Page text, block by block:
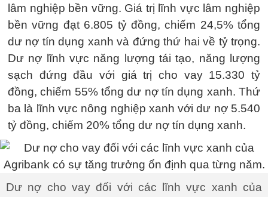
lâm nghiệp bền vững. Giá trị lĩnh vực lâm nghiệp
bền vững đạt 6.805 tỷ đồng, chiếm 24,5% tổng
dư nợ tín dụng xanh và đứng thứ hai về tỷ trọng.
Dư nợ lĩnh vực năng lượng tái tạo, năng lượng
sạch đứng đầu với giá trị cho vay 15.330 tỷ
đồng, chiếm 55% tổng dư nợ tín dụng xanh. Thứ
ba là lĩnh vực nông nghiệp xanh với dư nợ 5.540
tỷ đồng, chiếm 20% tổng dư nợ tín dụng xanh.
Dư nợ cho vay đối với các lĩnh vực xanh của